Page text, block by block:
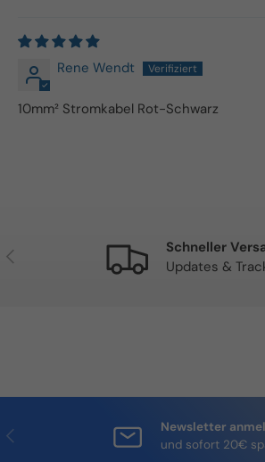
Rene Wendt
10mm² Stromkabel Rot-Schwarz
Vorherige
Schneller
Updates &
Vorherige
Newsletter
und sofort 20€